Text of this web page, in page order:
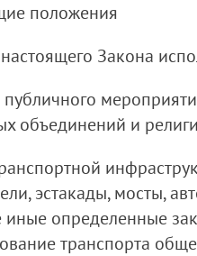
положения
Закона
публичного
объединений и
эстакады, мосты,
иные определенные
транспорта